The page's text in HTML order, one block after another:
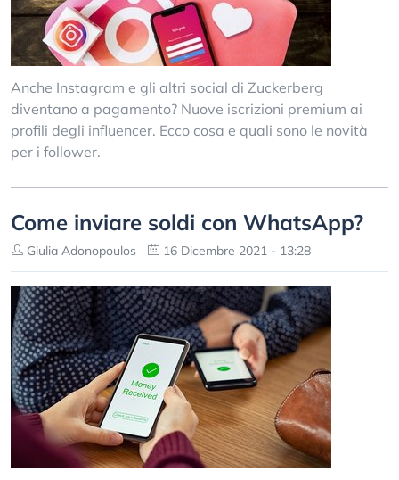
Anche Instagram e gli altri social di Zuckerberg
diventano a pagamento? Nuove iscrizioni premium ai
profili degli influencer. Ecco cosa e quali sono le novità
per i follower.
Come inviare soldi con WhatsApp?
Giulia Adonopoulos 16 Dicembre 2021 - 13:28